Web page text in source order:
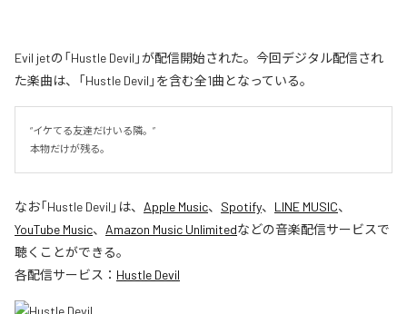
Evil jetの「Hustle Devil」が配信開始された。今回デジタル配信され
た楽曲は、「Hustle Devil」を含む全1曲となっている。
“イケてる友達だけいる隣。”
本物だけが残る。
なお「Hustle Devil 」は、 Apple Music、 Spotify、 LINE MUSIC、
YouTube Music、 Amazon Music Unlimitedなどの音楽配信サービスで
聴くことができる。
各配信サービス： Hustle Devil